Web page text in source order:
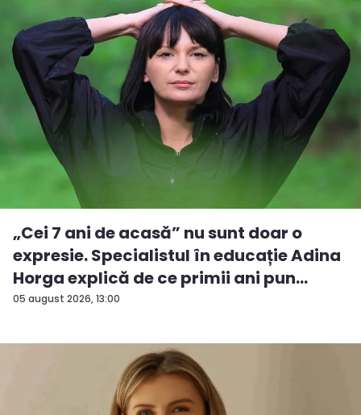
05 august 2026, 13:00
„Cei 7 ani de acasă” nu sunt doar o
expresie. Specialistul în educație Adina
Horga explică de ce primii ani pun
baze...